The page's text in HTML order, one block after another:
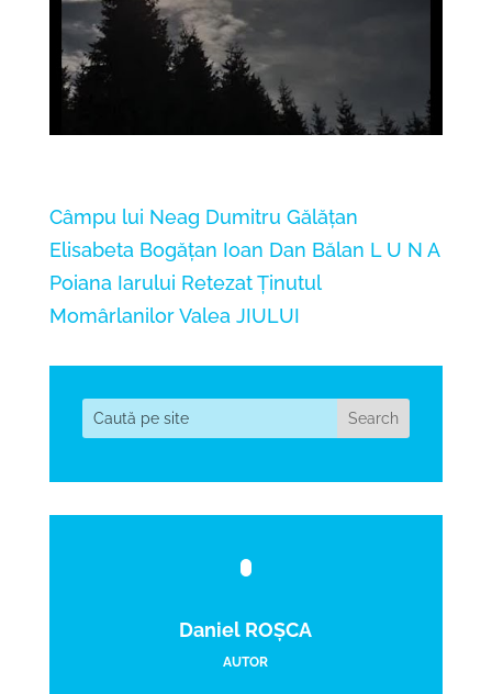
Câmpu lui Neag Dumitru Gălățan
Elisabeta Bogățan Ioan Dan Bălan L U N A
Poiana Iarului Retezat Ținutul
Momârlanilor Valea JIULUI
Daniel ROȘCA
AUTOR